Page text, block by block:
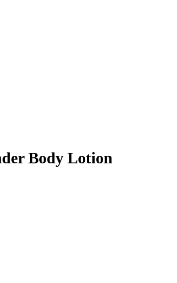
Body Lotion